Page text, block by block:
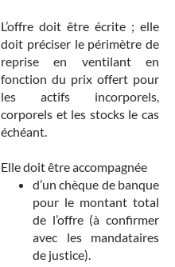
L’offre doit être écrite ; elle
doit préciser le périmètre de
reprise en ventilant en
fonction du prix offert pour
les actifs incorporels,
corporels et les stocks le cas
échéant.
Elle doit être accompagnée
d’un chèque de banque
pour le montant total
de l’offre (à confirmer
avec les mandataires
de justice).